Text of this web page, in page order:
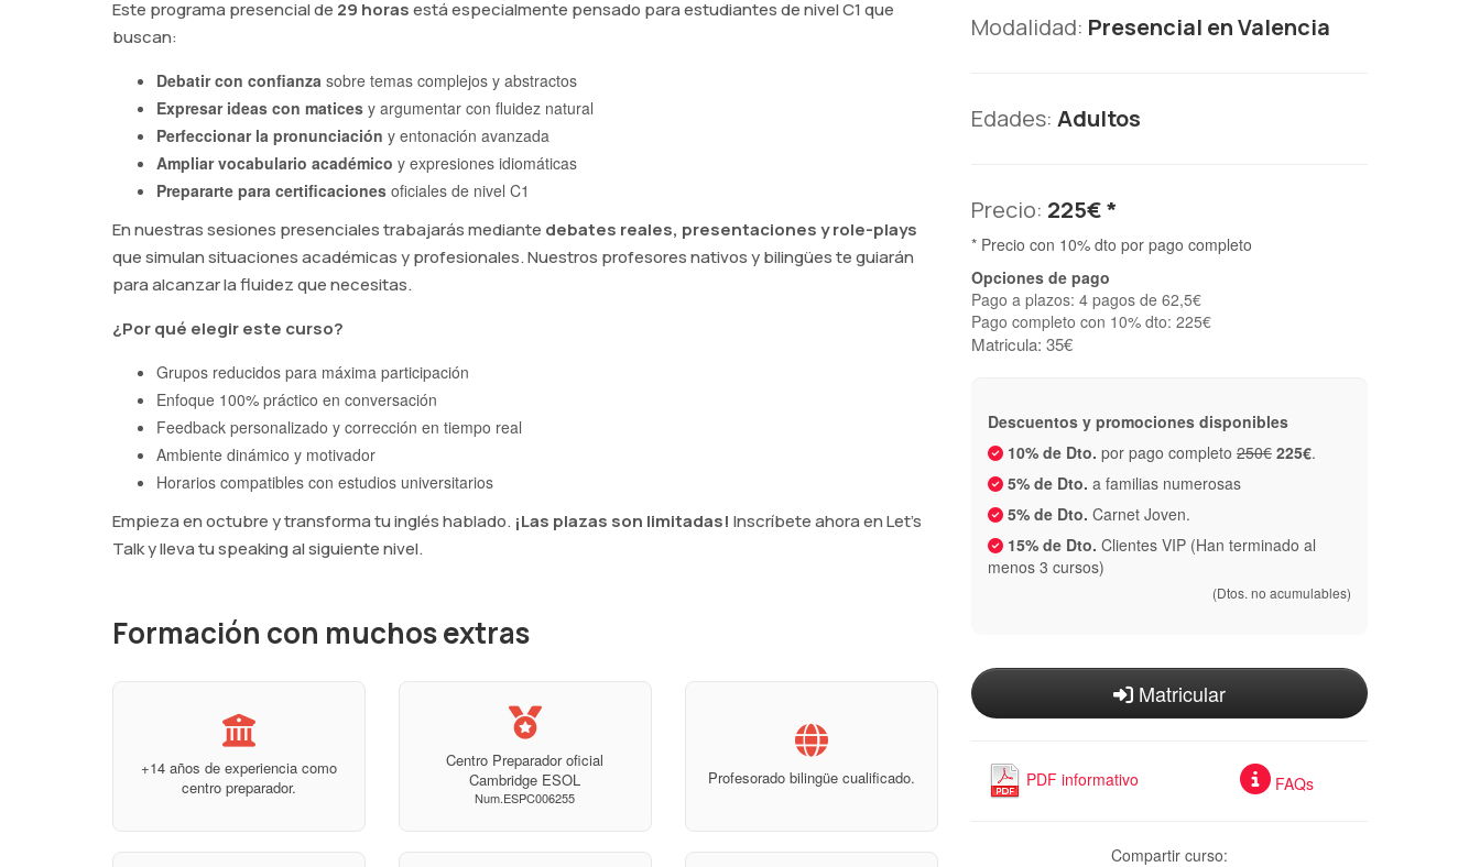
Este programa presencial de 29 horasestá especialmente pensado para estudiantes de nivel C1 que
buscan:
Debatir con confianza sobre temas complejos y abstractos
Expresar ideas con matices y argumentar con fluidez natural
Perfeccionar la pronunciación y entonación avanzada
Ampliar vocabulario académico y expresiones idiomáticas
Prepararte para certificaciones oficiales de nivel C1
En nuestras sesiones presenciales trabajarás mediante debates reales, presentaciones y role-plays
que simulan situaciones académicas y profesionales. Nuestros profesores nativos y bilingües te guiarán
para alcanzar la fluidez que necesitas.
¿Por qué elegir este curso?
Grupos reducidos para máxima participación
Enfoque 100% práctico en conversación
Feedback personalizado y corrección en tiempo real
Ambiente dinámico y motivador
Horarios compatibles con estudios universitarios
Empieza en octubre y transforma tu inglés hablado. ¡Las plazas son limitadas! Inscríbete ahora en Let's
Talk y lleva tu speaking al siguiente nivel.
Formación con muchos extras
+14 años de experiencia como
centro preparador.
Centro Preparador oficial
Cambridge ESOL
Num.ESPC006255
Profesorado bilingüe cualificado.
Modalidad: Presencial en Valencia
Edades: Adultos
Precio: 225€ *
* Precio con 10% dto por pago completo
Opciones de pago
Pago a plazos: 4 pagos de 62,5€
Pago completo con 10% dto: 225€
Matricula: 35€
Descuentos y promociones disponibles
10% de Dto. por pago completo 250€ 225€.
5% de Dto. a familias numerosas
5% de Dto. Carnet Joven.
15% de Dto. Clientes VIP (Han terminado al
menos 3 cursos)
(Dtos. no acumulables)
Matricular
PDF informativo FAQs
Compartir curso: